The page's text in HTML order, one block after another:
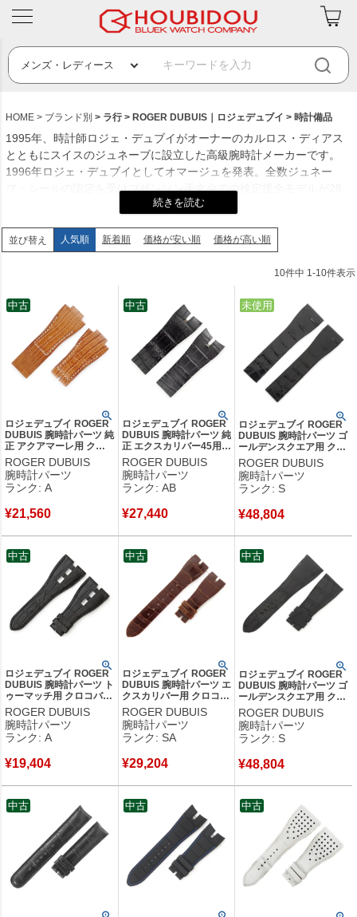
HOME ブランド別 ラ行 ROGER DUBUIS｜ロジェデュブイ 時計備品
1995年、時計師ロジェ・デュブイがオーナーのカルロス・ディアス
とともにスイスのジュネーブに設立した高級腕時計メーカーです。
1996年ロジェ・デュブイとしてオマージュを発表。全数ジュネー
ブ・シールの認定を受けブザンソン天文台での検定後全モデルが28
本に限定されるなど製造手法が特異なブランドで、少量生産が特徴の
創業年：1995年
並び替え 人気順 新着順 価格が安い順 価格が高い順
10件中 1-10件表示
ロジェデュブイ ROGER
DUBUIS 腕時計パーツ 純
正 アクアマーレ用 クロ
コバンド カット済 クロ
コダイル ブラウン 替え
ベルト ストラップ 27ｍ
ｍ ブラウン 茶色 【中
ROGER DUBUIS
腕時計パーツ
ランク: A
¥21,560
中古
ロジェデュブイ ROGER
DUBUIS 腕時計パーツ 純
正 エクスカリバー45用
クロコバンド カット済
クロコダイル ブラック
替え ベルト ストラップ
27ｍｍ ブラック 黒 【中
ROGER DUBUIS
腕時計パーツ
ランク: AB
¥27,440
中古
ロジェデュブイ ROGER
DUBUIS 腕時計パーツ ゴ
ールデンスクエア用 クロ
コバンド クロコダイル ブ
ラック 未使用 純正 替え
ベルト ストラップ 28mm
シャイニー ブラック 黒
ROGER DUBUIS
腕時計パーツ
ランク: S
¥48,804
中古
未使用
ロジェデュブイ ROGER
DUBUIS 腕時計パーツ ト
ゥーマッチ用 クロコバン
ド クロコダイル ブラッ
ク 純正 替え ベルト スト
ラップ 33mm ブラック
黒 【中古】中古美品
ROGER DUBUIS
腕時計パーツ
ランク: A
¥19,404
中古
ロジェデュブイ ROGER
DUBUIS 腕時計パーツ エ
クスカリバー用 クロコバ
ンド クロコダイル ブラ
ック 新同品 純正 替え ベ
ルト ストラップ 21mm
艶有り ブラウン 茶 【中
ROGER DUBUIS
腕時計パーツ
ランク: SA
¥29,204
中古
ロジェデュブイ ROGER
DUBUIS 腕時計パーツ ゴ
ールデンスクエア用 クロ
コバンド クロコダイル ホ
ワイト 未使用 純正 替え
ベルト ストラップ 27mm
シャイン 黒 ブラック
ROGER DUBUIS
腕時計パーツ
ランク: S
¥48,804
中古
中古 中古 中古